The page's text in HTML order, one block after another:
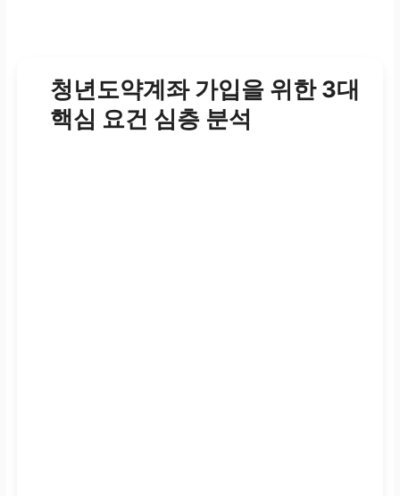
청년도약계좌 가입을 위한 3대
핵심 요건 심층 분석